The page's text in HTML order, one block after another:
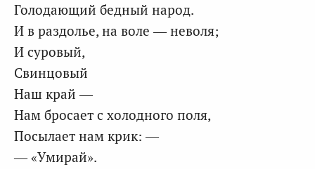
Голодающий бедный народ.
И в раздолье, на воле — неволя;
И суровый,
Свинцовый
Наш край —
Нам бросает с холодного поля,
Посылает нам крик: —
— «Умирай».